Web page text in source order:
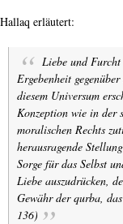
Hallaq erläutert:
Liebe und
Ergebenheit
diesem Universum
Konzeption wie in der
moralischen Rechts
herausragende
Sorge für das Selbst
Liebe auszudrücken,
Gewähr derqurba,
136)